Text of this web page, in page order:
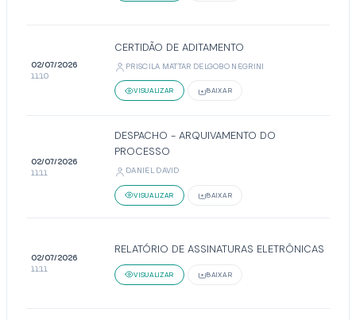
02/07/2026
11:10
CERTIDÃO DE ADITAMENTO
PRISCILA MATTAR DELGOBO NEGRINI
VISUALIZAR BAIXAR
02/07/2026
11:11
DESPACHO - ARQUIVAMENTO DO
PROCESSO
DANIEL DAVID
VISUALIZAR BAIXAR
02/07/2026
11:11
RELATÓRIO DE ASSINATURAS ELETRÔNICAS
VISUALIZAR BAIXAR